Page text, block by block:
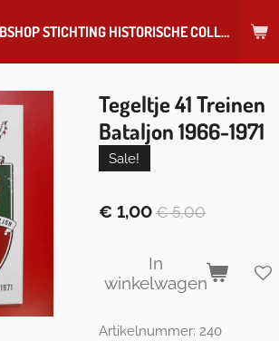
WEBSHOP STICHTING HISTORISCHE COLLECTIE REGIMENT
Tegeltje 41 Treinen
Bataljon 1966-1971
Sale!
€ 1,00 € 5,00
In
winkelwagen
Artikelnummer: 240